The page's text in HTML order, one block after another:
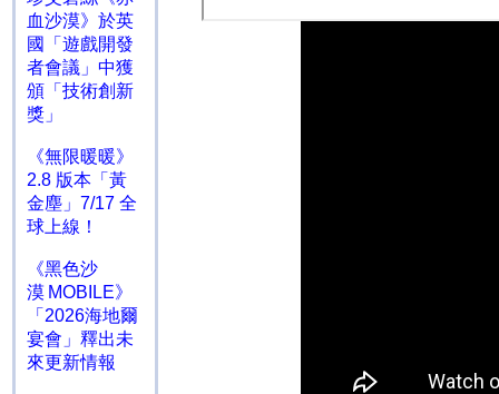
血沙漠》於英
國「遊戲開發
者會議」中獲
頒「技術創新
獎」
《無限暖暖》
2.8 版本「黃
金塵」7/17 全
球上線！
《黑色沙
漠 MOBILE》
「2026海地爾
宴會」釋出未
來更新情報